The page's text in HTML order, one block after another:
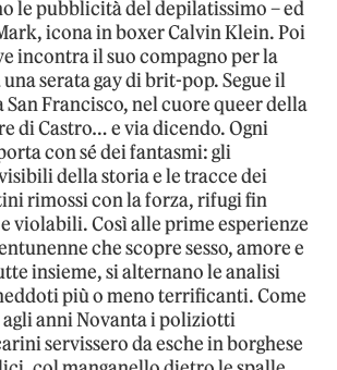
le pubblicità del depilatissimo – ed
icona in boxer Calvin Klein. Poi
incontra il suo compagno per la
serata gay di brit-pop. Segue il
Francisco, nel cuore queer della
di Castro… e via dicendo. Ogni
con sé dei fantasmi: gli
della storia e le tracce dei
rimossi con la forza, rifugi fin
violabili. Così alle prime esperienze
che scopre sesso, amore e
insieme, si alternano le analisi
più o meno terrificanti. Come
anni Novanta i poliziotti
servissero da esche in borghese